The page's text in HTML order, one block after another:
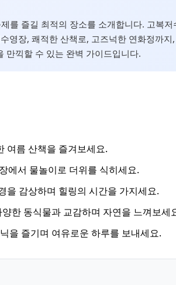
를 즐길 최적의 장소를 소개합니다. 고복저
영장, 쾌적한 산책로, 고즈넉한 연화정까지
만끽할 수 있는 완벽 가이드입니다.
여름 산책을 즐겨보세요.
에서 물놀이로 더위를 식히세요.
을 감상하며 힐링의 시간을 가지세요.
한 동식물과 교감하며 자연을 느껴보세
을 즐기며 여유로운 하루를 보내세요.